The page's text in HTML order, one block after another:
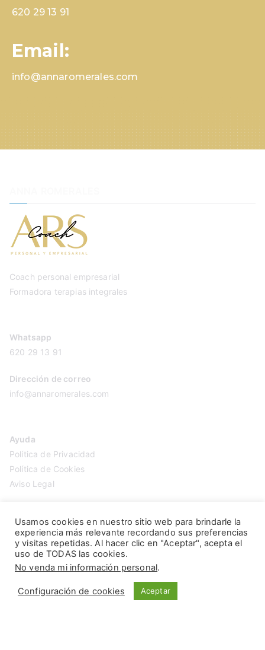
620 29 13 91
Email:
info@annaromerales.com
Coach personal empresarial
Formadora terapias integrales
Whatsapp
620 29 13 91
Dirección de correo
info@annaromerales.com
Ayuda
Política de Privacidad
Política de Cookies
Aviso Legal
Usamos cookies en nuestro sitio web para brindarle la
experiencia más relevante recordando sus preferencias
y visitas repetidas. Al hacer clic en "Aceptar", acepta el
uso de TODAS las cookies.
No venda mi información personal.
Configuración de cookies Aceptar